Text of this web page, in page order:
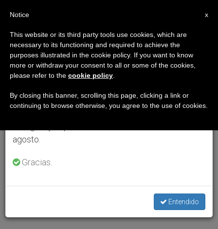
×
Aviso importante
Del 27 de julio al 7 de agosto haremos la pausa
anual, aprovechando que en el periodo de verano
se generan menos informaciones y también el
agosto.
Gracias.
Entendido
x
Notice
This website or its third party tools use cookies, which are
necessary to its functioning and required to achieve the
purposes illustrated in the cookie policy. If you want to know
more or withdraw your consent to all or some of the cookies,
please refer to the cookie policy
By closing this banner, scrolling this page, clicking a link or
continuing to browse otherwise, you agree to the use of cookies.